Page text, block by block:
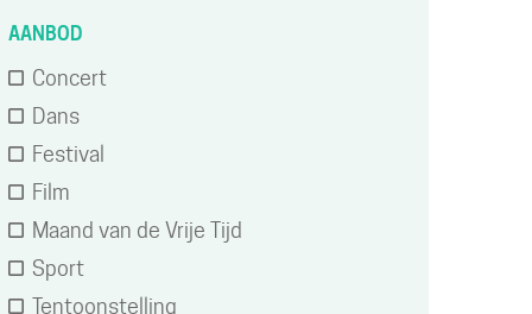
AANBOD
Concert
Dans
Festival
Film
Maand van de Vrije Tijd
Sport
Tentoonstelling